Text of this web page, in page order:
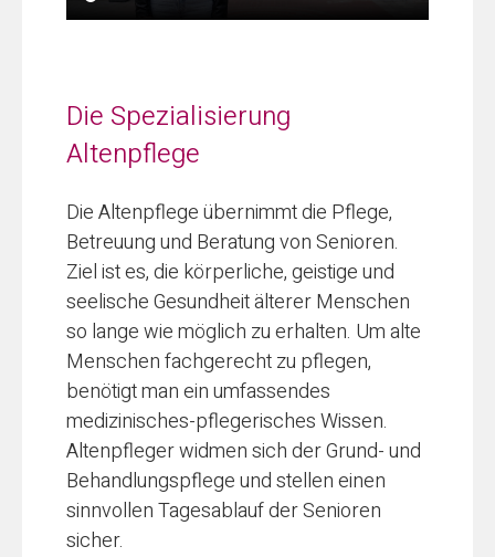
Die Spezialisierung
Altenpflege
Die Altenpflege übernimmt die Pflege,
Betreuung und Beratung von Senioren.
Ziel ist es, die körperliche, geistige und
seelische Gesundheit älterer Menschen
so lange wie möglich zu erhalten. Um alte
Menschen fachgerecht zu pflegen,
benötigt man ein umfassendes
medizinisches-pflegerisches Wissen.
Altenpfleger widmen sich der Grund- und
Behandlungspflege und stellen einen
sinnvollen Tagesablauf der Senioren
sicher.